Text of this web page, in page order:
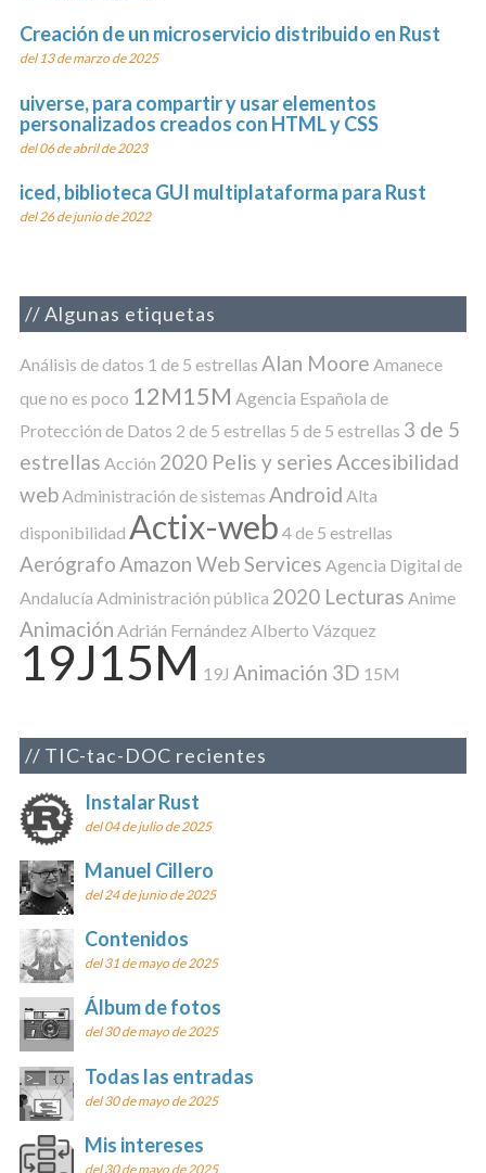
Creación de un microservicio distribuido en Rust
del 13 de marzo de 2025
uiverse, para compartir y usar elementos
personalizados creados con HTML y CSS
del 06 de abril de 2023
iced, biblioteca GUI multiplataforma para Rust
del 26 de junio de 2022
Algunas etiquetas
Análisis de datos 1 de 5 estrellas Alan Moore Amanece
que no es poco 12M15M Agencia Española de
Protección de Datos 2 de 5 estrellas 5 de 5 estrellas 3 de 5
estrellas Acción 2020 Pelis y seriesAccesibilidad
webAdministración de sistemas Android Alta
disponibilidad Actix-web 4 de 5 estrellas
AerógrafoAmazon Web Services Agencia Digital de
Andalucía Administración pública 2020 Lecturas Anime
Animación Adrián Fernández Alberto Vázquez
19J15M 19J Animación 3D 15M
TIC-tac-DOC recientes
Instalar Rust
del 04 de julio de 2025
Manuel Cillero
del 24 de junio de 2025
Contenidos
del 31 de mayo de 2025
Álbum de fotos
del 30 de mayo de 2025
Todas las entradas
del 30 de mayo de 2025
Mis intereses
del 30 de mayo de 2025